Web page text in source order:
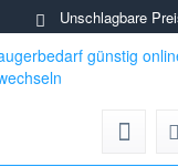
Unschlagbare Preise